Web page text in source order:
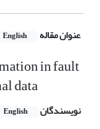
عنوان مقاله English
in fault
data
نویسندگان English